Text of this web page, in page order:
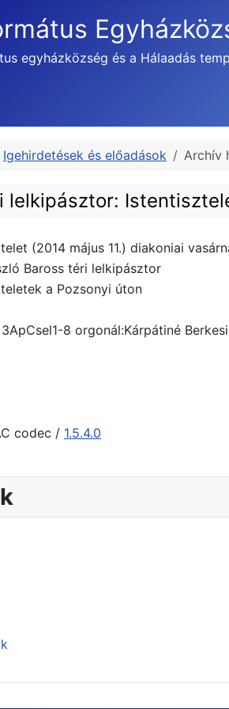
egyházközség és a Hálaadás
Igehirdetések és előadások Archív
lelkipásztor:
(2014 május 11.) diakoniai
Baross téri lelkipásztor
a Pozsonyi úton
8 orgonál:Kárpátiné
codec / 1.5.4.0